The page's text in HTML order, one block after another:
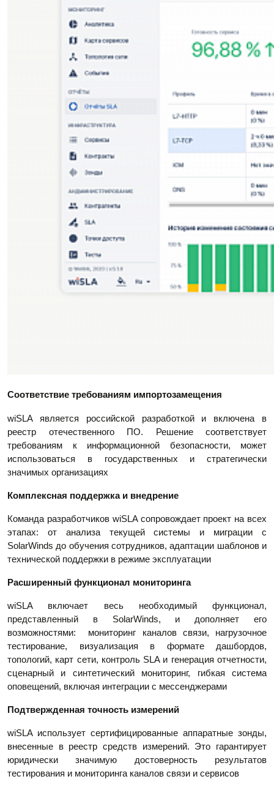
Соответствие требованиям импортозамещения
wiSLA является российской разработкой и включена в
реестр отечественного ПО. Решение соответствует
требованиям к информационной безопасности, может
использоваться в государственных и стратегически
значимых организациях
Комплексная поддержка и внедрение
Команда разработчиков wiSLA сопровождает проект на всех
этапах: от анализа текущей системы и миграции с
SolarWinds до обучения сотрудников, адаптации шаблонов и
технической поддержки в режиме эксплуатации
Расширенный функционал мониторинга
wiSLA включает весь необходимый функционал,
представленный в SolarWinds, и дополняет его
возможностями: мониторинг каналов связи, нагрузочное
тестирование, визуализация в формате дашбордов,
топологий, карт сети, контроль SLA и генерация отчетности,
сценарный и синтетический мониторинг, гибкая система
оповещений, включая интеграции с мессенджерами
Подтвержденная точность измерений
wiSLA использует сертифицированные аппаратные зонды,
внесенные в реестр средств измерений. Это гарантирует
юридически значимую достоверность результатов
тестирования и мониторинга каналов связи и сервисов